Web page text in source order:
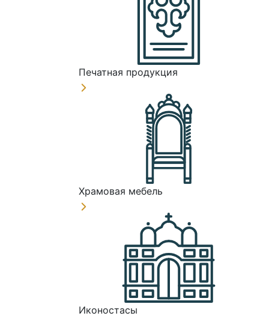
Печатная продукция
Храмовая мебель
Иконостасы